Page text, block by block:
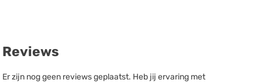
Reviews
Er zijn nog geen reviews geplaatst. Heb jij ervaring met